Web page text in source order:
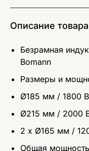
Описание товара
Безрамная
Bomann
Размеры и
Ø185 мм / 1800
Ø215 мм / 2000
2 x Ø165 мм /
Общая